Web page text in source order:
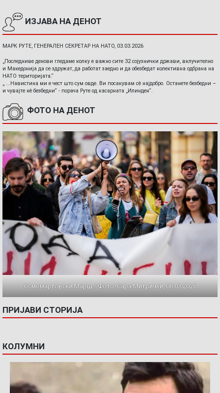
ИЗЈАВА НА ДЕНОТ
МАРК РУТЕ, ГЕНЕРАЛЕН СЕКРЕТАР НА НАТО, 03.03.2026
„Последниве денови гледаме колку е важно сите 32 сојузнички држави, вклучително
и Македонија да се здружат, да работат заедно и да обезбедат колективна одбрана на
НАТО територијата.“
„ ...Навистина ми е чест што сум овде. Ви посакувам сè најдобро. Останете безбедни –
и чувајте нè безбедни“ - порача Руте од касарната „Илинден“.
ФОТО НА ДЕНОТ
Осмомартовски Марш / Фото: Сара Митрички, 08.03.2026
ПРИЈАВИ СТОРИЈА
КОЛУМНИ